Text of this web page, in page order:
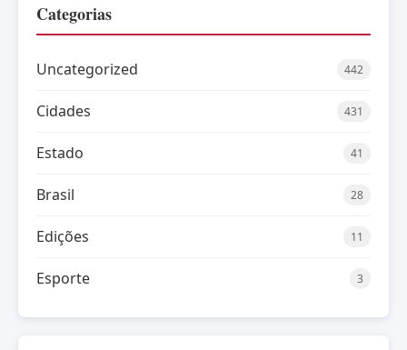
Categorias
Uncategorized 442
Cidades 431
Estado 41
Brasil 28
Edições 11
Esporte 3